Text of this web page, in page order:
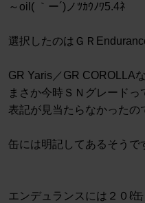
～oil( ｀ー´)ノﾂｶｳﾉﾜ5.4ﾈ
選択したのはＧＲ
GR Yaris／GR COROLLA
まさか今時ＳＮグレードっ
表記が見当たらなかったの
缶には明記してあるそうで
エンデュランスには２０ℓ